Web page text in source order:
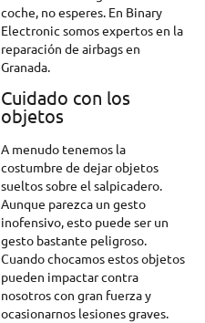
coche, no esperes. En Binary
Electronic somos expertos en la
reparación de airbags en
Granada.
Cuidado con los
objetos
A menudo tenemos la
costumbre de dejar objetos
sueltos sobre el salpicadero.
Aunque parezca un gesto
inofensivo, esto puede ser un
gesto bastante peligroso.
Cuando chocamos estos objetos
pueden impactar contra
nosotros con gran fuerza y
ocasionarnos lesiones graves.